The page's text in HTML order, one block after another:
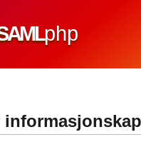
php